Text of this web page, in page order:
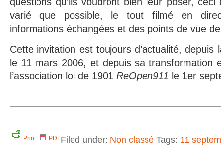
varié que possible, le tout filmé en
informations échangées et des points de vue
Cette invitation est toujours d’actualité, depuis
le 11 mars 2006, et depuis sa transformation
l’association loi de 1901 ReOpen911 le 1er
Print PDFFiled under: Non classé Tags: 11